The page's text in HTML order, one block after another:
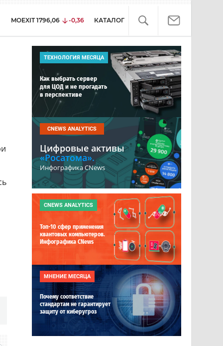
MOEXIT 1796,06 -0,36 КАТАЛОГ
ТЕХНОЛОГИЯ МЕСЯЦА
Как выбрать сервер
для ЦОД и не прогадать
в перспективе
CNEWS ANALYTICS
Цифровые активы
«Росатома».
Инфографика CNews
CNEWS ANALYTICS
Топ-10 сфер применения
квантовых компьютеров.
Инфографика CNews
МНЕНИЕ МЕСЯЦА
Почему соответствие
стандартам не гарантирует
защиту от киберугроз